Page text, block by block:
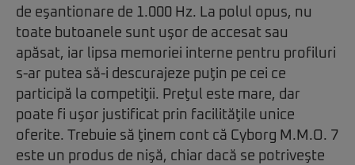
de eşantionare de 1.000 Hz. La polul opus, nu
toate butoanele sunt uşor de accesat sau
apăsat, iar lipsa memoriei interne pentru profiluri
s-ar putea să-i descurajeze puţin pe cei ce
participă la competiţii. Preţul este mare, dar
poate fi uşor justificat prin facilităţile unice
oferite. Trebuie să ţinem cont că Cyborg M.M.O. 7
este un produs de nişă, chiar dacă se potriveşte